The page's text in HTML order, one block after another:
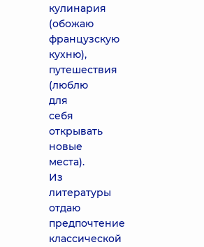
кулинария
(обожаю
французскую
кухню),
путешествия
(люблю
для
себя
открывать
новые
места).
Из
литературы
отдаю
предпочтение
классической